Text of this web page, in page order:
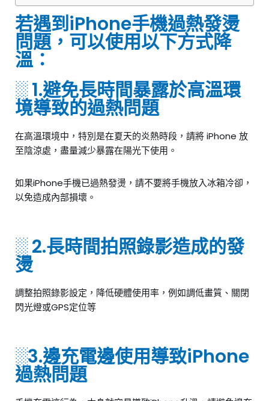
若遇到iPhone手機過熱發燙
問題，可以使用以下方式降
溫：
░ 1.避免長時間暴露於高溫環
境導致的過熱問題
在高溫環境中，特別是在夏天的炎熱時段，請將 iPhone 放
至陰涼處，盡量減少暴露在陽光下使用。
如果iPhone手機已過熱發燙，請不要將手機放入冰箱冷卻，
以免造成內部損壞。
░ 2.長時間拍照錄影造成的發
燙
調整拍照錄影設定，降低硬體使用率，例如調低畫質、關閉
閃光燈或GPS定位等
░3.邊充電邊使用導致iPhone
過熱問題